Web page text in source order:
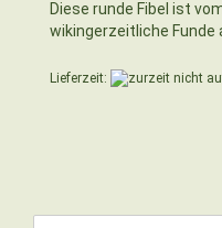
Diese runde Fibel ist
wikingerzeitliche Funde
Lieferzeit: